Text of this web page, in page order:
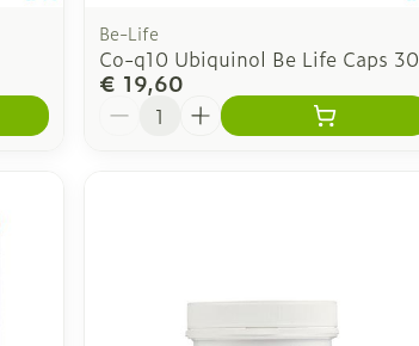
Be-Life
Co-q10 Ubiquinol Be Life Caps 30
€ 19,60
Aantal